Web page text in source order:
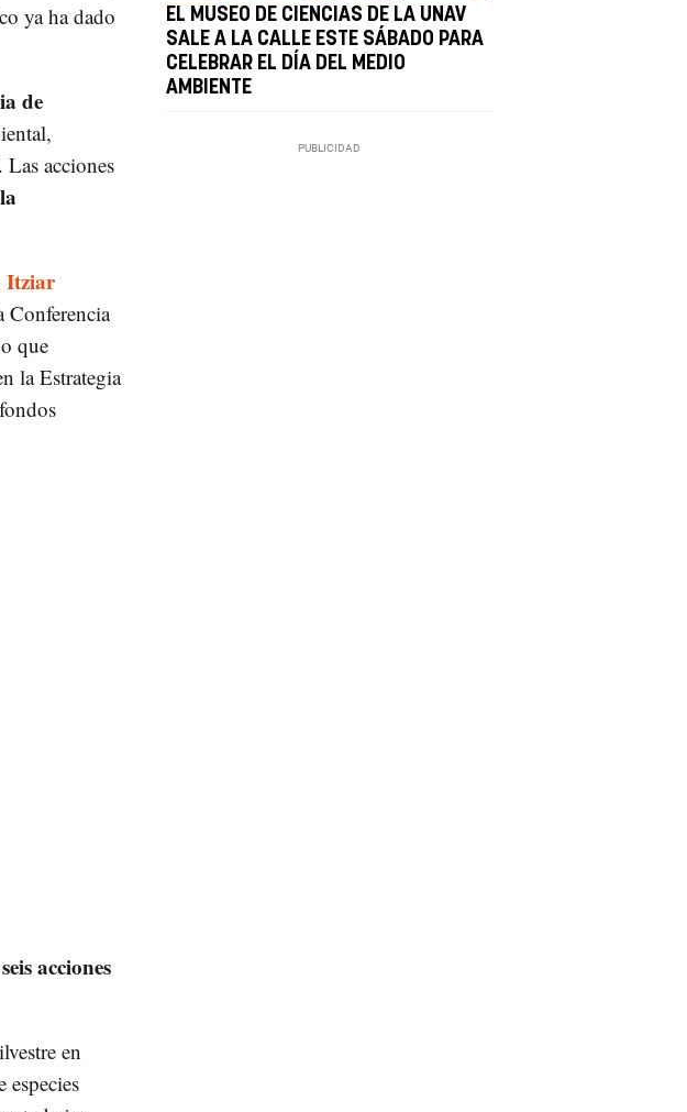
ya ha dado
de
acciones
Itziar
Conferencia
que
la Estrategia
acciones
en
especies
EL MUSEO DE CIENCIAS DE LA UNAV
SALE A LA CALLE ESTE SÁBADO PARA
CELEBRAR EL DÍA DEL MEDIO
AMBIENTE